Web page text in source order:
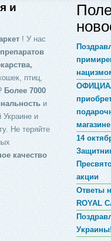
и
! У нас
птиц,
Более 7000
и
Украине и
Не теряйте
качество
14
акции
Ответы
ROYAL